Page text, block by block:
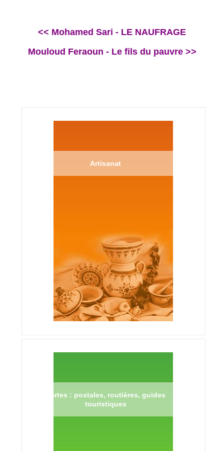
<< Mohamed Sari - LE NAUFRAGE
Mouloud Feraoun - Le fils du pauvre >>
Artisanat
Cartes : postales, routières, guides
touristiques